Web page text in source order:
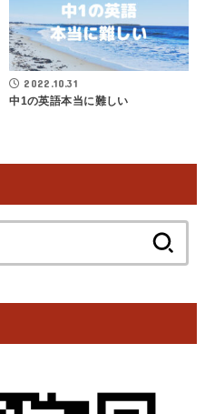
2022.10.31
中1の英語本当に難しい
索: